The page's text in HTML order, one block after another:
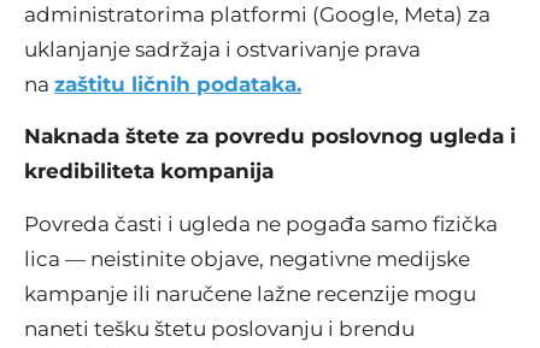
administratorima platformi (Google, Meta) za
uklanjanje sadržaja i ostvarivanje prava
na zaštitu ličnih podataka.
Naknada štete za povredu poslovnog ugleda i
kredibiliteta kompanija
Povreda časti i ugleda ne pogađa samo fizička
lica — neistinite objave, negativne medijske
kampanje ili naručene lažne recenzije mogu
naneti tešku štetu poslovanju i brendu